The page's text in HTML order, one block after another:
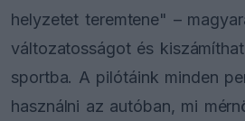
helyzetet teremtene" –
változatosságot és
sportba. A pilótáink minden
használni az autóban, mi